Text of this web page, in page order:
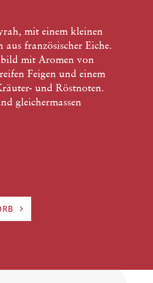
mit einem kleinen
aus französischer Eiche.
mit Aromen von
Feigen und einem
und Röstnoten.
gleichermassen